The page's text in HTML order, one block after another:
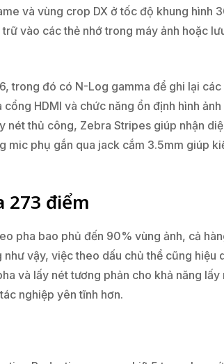
và vùng crop DX ở tốc độ khung hình
vào các thẻ nhớ trong máy ảnh hoặc
trong đó có N-Log gamma để ghi lại
HDMI và chức năng ổn định hình
nét thủ công, Zebra Stripes giúp nhận
phụ gắn qua jack cắm 3.5mm giúp
273 điểm
pha bao phủ đến 90% vùng ảnh, cả
vậy, việc theo dấu chủ thể cũng
và lấy nét tương phản cho khả năng
nghiệp yên tĩnh hơn.